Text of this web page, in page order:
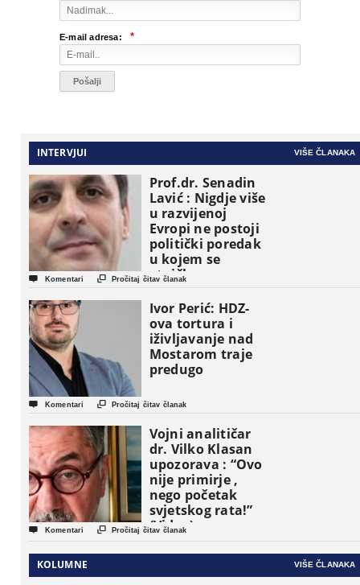
E-mail adresa: *
INTERVJUI VIŠE ČLANAKA
Prof.dr. Senadin
Lavić : Nigdje više
u razvijenoj
Evropi ne postoji
politički poredak
u kojem se
etničke grupe
pojavljuju kao
osnovne
političke jedinice
 Komentari  Pročitaj čitav članak
Ivor Perić: HDZ-
ova tortura i
iživljavanje nad
Mostarom traje
predugo
 Komentari  Pročitaj čitav članak
Vojni analitičar
dr. Vilko Klasan
upozorava : “Ovo
nije primirje ,
nego početak
svjetskog rata!”
(Video)
 Komentari  Pročitaj čitav članak
KOLUMNE VIŠE ČLANAKA